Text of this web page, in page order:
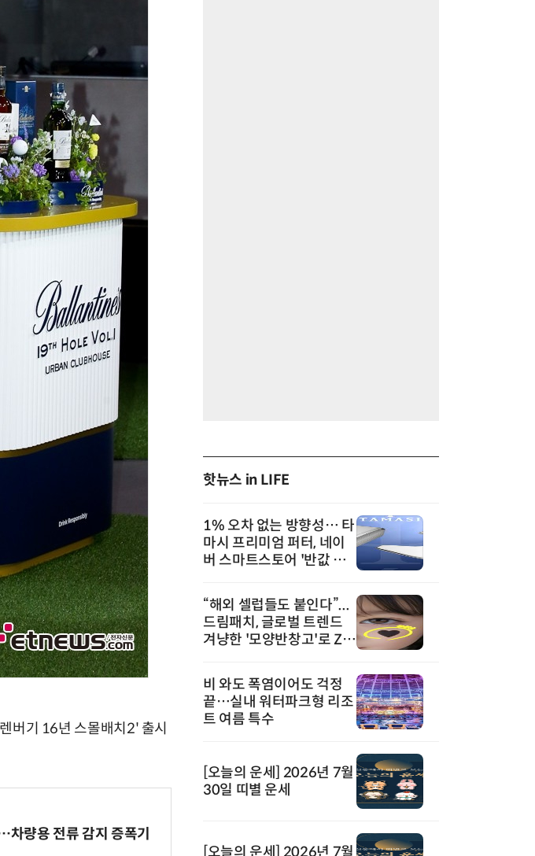
버기 16년 스몰배치2' 출시
량용 전류 감지 증폭기
핫뉴스 in LIFE
1% 오차 없는 방향성… 타
마시 프리미엄 퍼터, 네이
버 스마트스토어 '반값 할
“해외 셀럽들도 붙인다”...
드림패치, 글로벌 트렌드
겨냥한 '모양반창고'로 Z세
비 와도 폭염이어도 걱정
끝…실내 워터파크형 리조
트 여름 특수
[오늘의 운세] 2026년 7월
30일 띠별 운세
[오늘의 운세] 2026년 7월